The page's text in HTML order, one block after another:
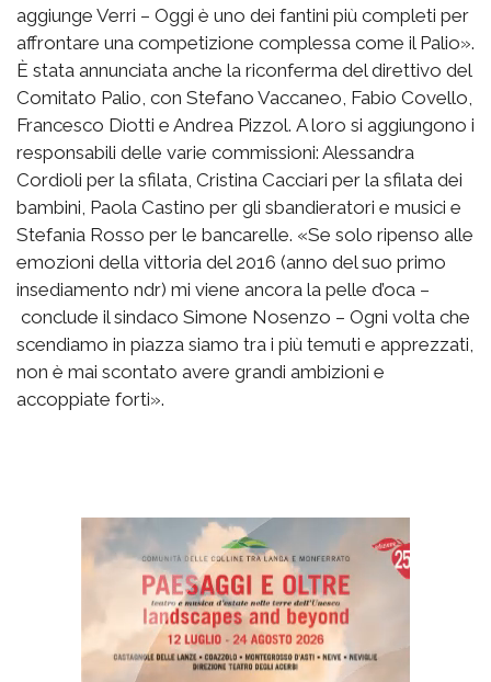
aggiunge Verri – Oggi è uno dei fantini più completi per
affrontare una competizione complessa come il Palio».
È stata annunciata anche la riconferma del direttivo del
Comitato Palio, con Stefano Vaccaneo, Fabio Covello,
Francesco Diotti e Andrea Pizzol. A loro si aggiungono i
responsabili delle varie commissioni: Alessandra
Cordioli per la sfilata, Cristina Cacciari per la sfilata dei
bambini, Paola Castino per gli sbandieratori e musici e
Stefania Rosso per le bancarelle. «Se solo ripenso alle
emozioni della vittoria del 2016 (anno del suo primo
insediamento ndr) mi viene ancora la pelle d’oca –
conclude il sindaco Simone Nosenzo – Ogni volta che
scendiamo in piazza siamo tra i più temuti e apprezzati,
non è mai scontato avere grandi ambizioni e
accoppiate forti».